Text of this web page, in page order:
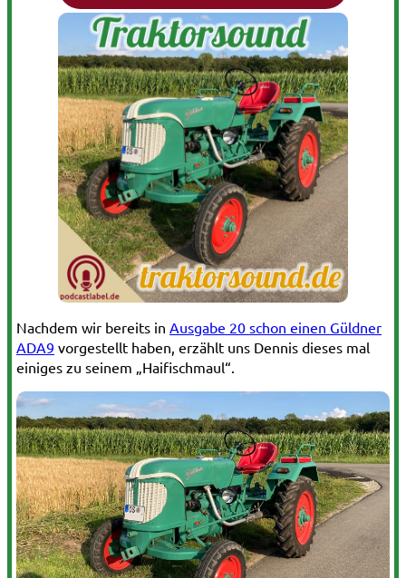
Nachdem wir bereits in Ausgabe 20 schon einen Güldner
ADA9 vorgestellt haben, erzählt uns Dennis dieses mal
einiges zu seinem „Haifischmaul“.